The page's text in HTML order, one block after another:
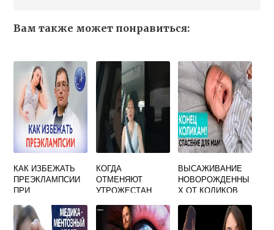
Вам также может понравиться:
КАК ИЗБЕЖАТЬ
ПРЕЭКЛАМПСИИ
ПРИ
КОГДА
ОТМЕНЯЮТ
УТРОЖЕСТАН
БЕРЕМЕННОСТИ
ПОСЛЕ ЭКО
ВЫСАЖИВАНИЕ
НОВОРОЖДЕННЫ
Х ОТ КОЛИКОВ